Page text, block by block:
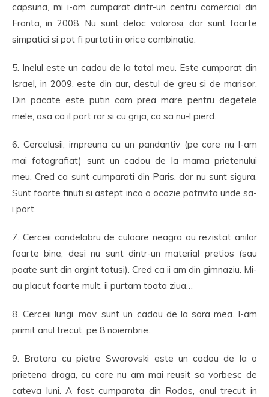
capsuna, mi i-am cumparat dintr-un centru comercial din
Franta, in 2008. Nu sunt deloc valorosi, dar sunt foarte
simpatici si pot fi purtati in orice combinatie.
5. Inelul este un cadou de la tatal meu. Este cumparat din
Israel, in 2009, este din aur, destul de greu si de marisor.
Din pacate este putin cam prea mare pentru degetele
mele, asa ca il port rar si cu grija, ca sa nu-l pierd.
6. Cercelusii, impreuna cu un pandantiv (pe care nu l-am
mai fotografiat) sunt un cadou de la mama prietenului
meu. Cred ca sunt cumparati din Paris, dar nu sunt sigura.
Sunt foarte finuti si astept inca o ocazie potrivita unde sa-
i port.
7. Cerceii candelabru de culoare neagra au rezistat anilor
foarte bine, desi nu sunt dintr-un material pretios (sau
poate sunt din argint totusi). Cred ca ii am din gimnaziu. Mi-
au placut foarte mult, ii purtam toata ziua…
8. Cerceii lungi, mov, sunt un cadou de la sora mea. I-am
primit anul trecut, pe 8 noiembrie.
9. Bratara cu pietre Swarovski este un cadou de la o
prietena draga, cu care nu am mai reusit sa vorbesc de
cateva luni. A fost cumparata din Rodos, anul trecut in